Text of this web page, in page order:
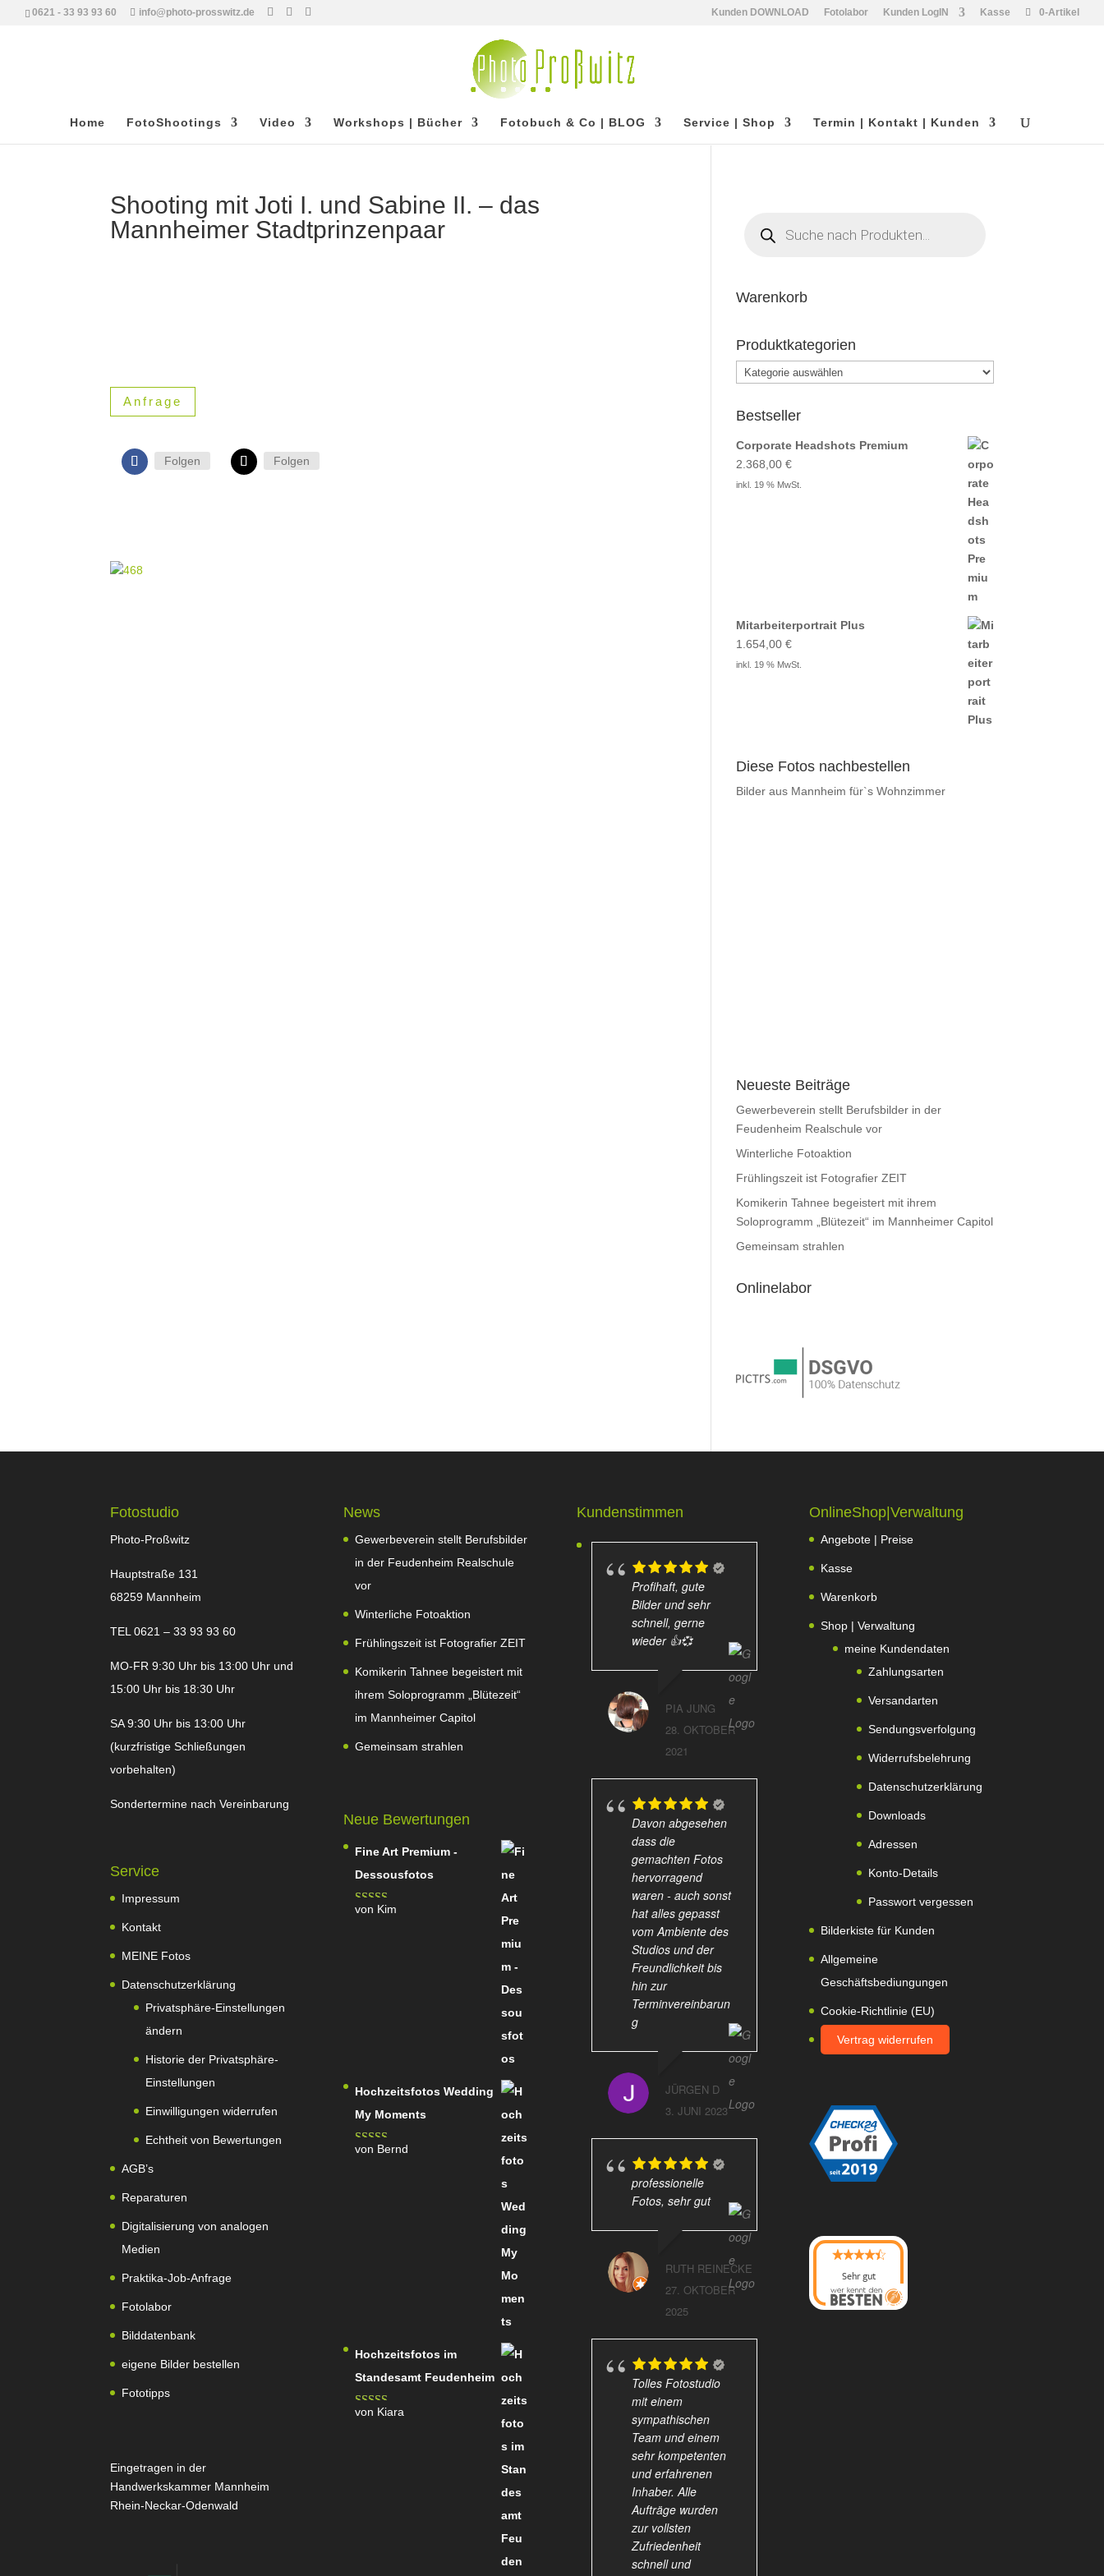
0621 - 33 93 93 60 info@photo-prosswitz.de Kunden DOWNLOAD Fotolabor Kunden LogIN Kasse 0-Artikel
Home FotoShootings Video Workshops | Bücher Fotobuch & Co | BLOG Service | Shop Termin | Kontakt | Kunden
Shooting mit Joti I. und Sabine II. – das
Mannheimer Stadtprinzenpaar
Anfrage
Folgen Folgen
search
Warenkorb
Produktkategorien
Bestseller
Corporate Headshots Premium
2.368,00 €
inkl. 19 % MwSt.
Mitarbeiterportrait Plus
1.654,00 €
inkl. 19 % MwSt.
Diese Fotos nachbestellen
Bilder aus Mannheim für`s Wohnzimmer
Neueste Beiträge
Gewerbeverein stellt Berufsbilder in der
Feudenheim Realschule vor
Winterliche Fotoaktion
Frühlingszeit ist Fotografier ZEIT
Komikerin Tahnee begeistert mit ihrem
Soloprogramm „Blütezeit“ im Mannheimer Capitol
Gemeinsam strahlen
Onlinelabor
Fotostudio
Photo-Proßwitz
Hauptstraße 131
68259 Mannheim
TEL 0621 – 33 93 93 60
MO-FR 9:30 Uhr bis 13:00 Uhr und
15:00 Uhr bis 18:30 Uhr
SA 9:30 Uhr bis 13:00 Uhr
(kurzfristige Schließungen
vorbehalten)
Sondertermine nach Vereinbarung
Service
Impressum
Kontakt
MEINE Fotos
Datenschutzerklärung
Privatsphäre-Einstellungen
ändern
Historie der Privatsphäre-
Einstellungen
Einwilligungen widerrufen
Echtheit von Bewertungen
AGB’s
Reparaturen
Digitalisierung von analogen
Medien
Praktika-Job-Anfrage
Fotolabor
Bilddatenbank
eigene Bilder bestellen
Fototipps
Eingetragen in der
Handwerkskammer Mannheim
Rhein-Neckar-Odenwald
News
Gewerbeverein stellt Berufsbilder
in der Feudenheim Realschule
vor
Winterliche Fotoaktion
Frühlingszeit ist Fotografier ZEIT
Komikerin Tahnee begeistert mit
ihrem Soloprogramm „Blütezeit“
im Mannheimer Capitol
Gemeinsam strahlen
Neue Bewertungen
Fine Art Premium -
Dessousfotos
Bewertet
von Kim
Hochzeitsfotos Wedding
My Moments
Bewertet
von Bernd
Hochzeitsfotos im
Standesamt Feudenheim
Bewertet
von Kiara
Kundenstimmen
Profihaft, gute
Bilder und sehr
schnell, gerne
wieder 👍💞
PIA JUNG
28. OKTOBER
2021
Davon abgesehen
dass die
gemachten Fotos
hervorragend
waren - auch sonst
hat alles gepasst
vom Ambiente des
Studios und der
Freundlichkeit bis
hin zur
Terminvereinbarun
g
JÜRGEN D
3. JUNI 2023
professionelle
Fotos, sehr gut
RUTH REINECKE
27. OKTOBER
2025
Tolles Fotostudio
mit einem
sympathischen
Team und einem
sehr kompetenten
und erfahrenen
Inhaber. Alle
Aufträge wurden
zur vollsten
Zufriedenheit
schnell und
OnlineShop|Verwaltung
Angebote | Preise
Kasse
Warenkorb
Shop | Verwaltung
meine Kundendaten
Zahlungsarten
Versandarten
Sendungsverfolgung
Widerrufsbelehrung
Datenschutzerklärung
Downloads
Adressen
Konto-Details
Passwort vergessen
Bilderkiste für Kunden
Allgemeine
Geschäftsbediungungen
Cookie-Richtlinie (EU)
Vertrag widerrufen
Sehr gut
08/2026
Photo-Proßwitzhat